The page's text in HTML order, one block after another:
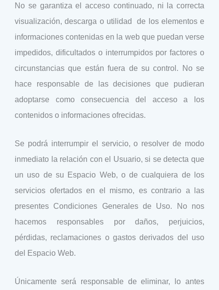
No se garantiza el acceso continuado, ni la correcta
visualización, descarga o utilidad de los elementos e
informaciones contenidas en la web que puedan verse
impedidos, dificultados o interrumpidos por factores o
circunstancias que están fuera de su control. No se
hace responsable de las decisiones que pudieran
adoptarse como consecuencia del acceso a los
contenidos o informaciones ofrecidas.
Se podrá interrumpir el servicio, o resolver de modo
inmediato la relación con el Usuario, si se detecta que
un uso de su Espacio Web, o de cualquiera de los
servicios ofertados en el mismo, es contrario a las
presentes Condiciones Generales de Uso. No nos
hacemos responsables por daños, perjuicios,
pérdidas, reclamaciones o gastos derivados del uso
del Espacio Web.
Únicamente será responsable de eliminar, lo antes